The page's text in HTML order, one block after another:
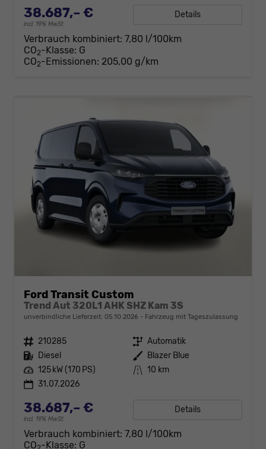
38.687,– €
incl. 19% MwSt.
Details
Verbrauch kombiniert: 7,80 l/100km
CO2-Klasse: G
CO2-Emissionen: 205,00 g/km
Ford Transit Custom
Trend Aut 320L1 AHK SHZ Kam 3S
unverbindliche Lieferzeit: 05.10.2026 Fahrzeug mit Tageszulassung
Fahrzeugnr. 210285 Getriebe Automatik
Kraftstoff Diesel Außenfarbe Blazer Blue
Leistung 125 kW (170 PS) Kilometerstand 10 km
31.07.2026
38.687,– €
incl. 19% MwSt.
Details
Verbrauch kombiniert: 7,80 l/100km
CO -Klasse: G